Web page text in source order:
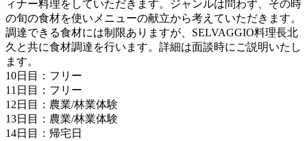
ィナー料理をしていただきます。ジャンルは問わず、その時
の旬の食材を使いメニューの献立から考えていただきます。
調達できる食材には制限ありますが、SELVAGGIO料理長北
久と共に食材調達を行います。詳細は面談時にご説明いたし
ます。
10日目：フリー
11日目：フリー
12日目：農業/林業体験
13日目：農業/林業体験
14日目：帰宅日